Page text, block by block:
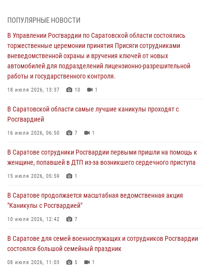
В Саратовской области самые лучшие каникулы проходят с
Росгвардией
16 июля 2026, 06:50 7 1
В Саратове сотрудники Росгвардии первыми пришли на помощь к
женщине, попавшей в ДТП из-за возникшего сердечного приступа
В Саратове продолжается масштабная ведомственная акция
"Каникулы с Росгвардией"
В Саратовской области при содействии спецназа Росгвардии
задержан подозреваемый в незаконном обороте наркотиков
В Саратове для семей военнослужащих и сотрудников Росгвардии
состоялся большой семейный праздник
ПОПУЛЯРНЫЕ НОВОСТИ
В Управлении Росгвардии по Саратовской области состоялись
торжественные церемонии принятия Присяги сотрудниками
вневедомственной охраны и вручения ключей от новых
автомобилей для подразделений лицензионно-разрешительной
работы и государственного контроля.
18 июля 2026, 13:37 10 1
В Саратовской области самые лучшие каникулы проходят с
Росгвардией
16 июля 2026, 06:50 7 1
В Саратове сотрудники Росгвардии первыми пришли на помощь к
женщине, попавшей в ДТП из-за возникшего сердечного приступа
15 июля 2026, 05:59 1
В Саратове продолжается масштабная ведомственная акция
"Каникулы с Росгвардией"
10 июля 2026, 12:42 7
В Саратове для семей военнослужащих и сотрудников Росгвардии
состоялся большой семейный праздник
08 июля 2026, 11:03 5 1